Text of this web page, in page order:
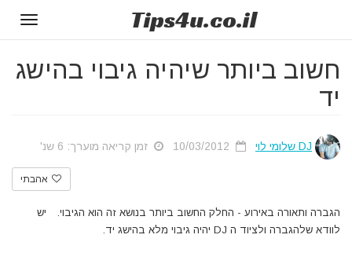
Tips4u.co.il
חשוב ביותר שיהיה גיבוי בהישג
יד
DJ שלומי לוי זמן קריאה מוערך: 6 שנ'
אהבתי
הגברה ותאורה באירוע - החלק החשוב ביותר בנושא זה הוא הגיבוי.
יש
לוודא שלהגברה ולציוד ה DJ יהיה גיבוי מלא בהישג יד.